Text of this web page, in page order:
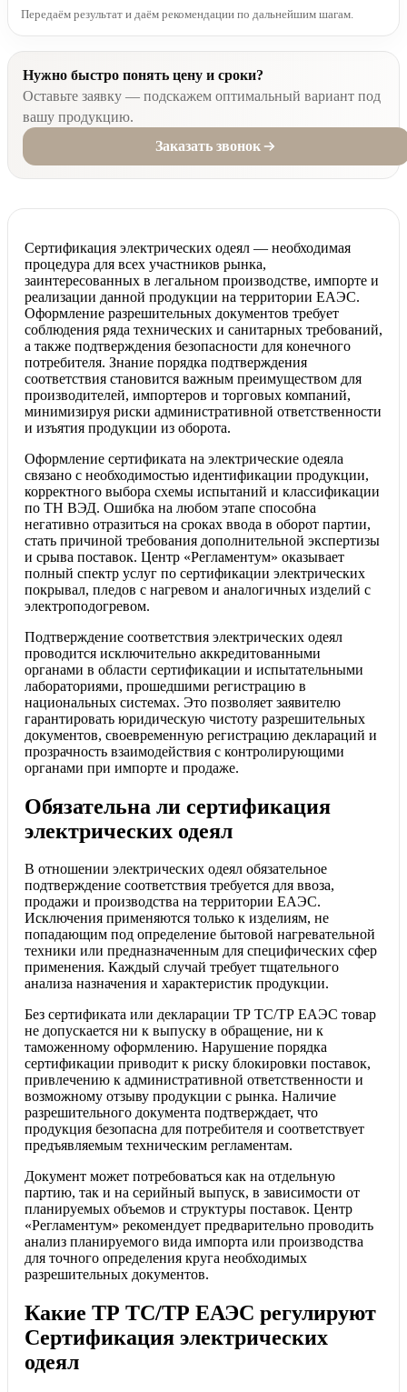
Передаём результат и даём рекомендации по дальнейшим шагам.
Нужно быстро понять цену и сроки?
Оставьте заявку — подскажем оптимальный вариант под
вашу продукцию.
Заказать звонок
Сертификация электрических одеял — необходимая
процедура для всех участников рынка,
заинтересованных в легальном производстве, импорте и
реализации данной продукции на территории ЕАЭС.
Оформление разрешительных документов требует
соблюдения ряда технических и санитарных требований,
а также подтверждения безопасности для конечного
потребителя. Знание порядка подтверждения
соответствия становится важным преимуществом для
производителей, импортеров и торговых компаний,
минимизируя риски административной ответственности
и изъятия продукции из оборота.
Оформление сертификата на электрические одеяла
связано с необходимостью идентификации продукции,
корректного выбора схемы испытаний и классификации
по ТН ВЭД. Ошибка на любом этапе способна
негативно отразиться на сроках ввода в оборот партии,
стать причиной требования дополнительной экспертизы
и срыва поставок. Центр «Регламентум» оказывает
полный спектр услуг по сертификации электрических
покрывал, пледов с нагревом и аналогичных изделий с
электроподогревом.
Подтверждение соответствия электрических одеял
проводится исключительно аккредитованными
органами в области сертификации и испытательными
лабораториями, прошедшими регистрацию в
национальных системах. Это позволяет заявителю
гарантировать юридическую чистоту разрешительных
документов, своевременную регистрацию деклараций и
прозрачность взаимодействия с контролирующими
органами при импорте и продаже.
Обязательна ли сертификация
электрических одеял
В отношении электрических одеял обязательное
подтверждение соответствия требуется для ввоза,
продажи и производства на территории ЕАЭС.
Исключения применяются только к изделиям, не
попадающим под определение бытовой нагревательной
техники или предназначенным для специфических сфер
применения. Каждый случай требует тщательного
анализа назначения и характеристик продукции.
Без сертификата или декларации ТР ТС/ТР ЕАЭС товар
не допускается ни к выпуску в обращение, ни к
таможенному оформлению. Нарушение порядка
сертификации приводит к риску блокировки поставок,
привлечению к административной ответственности и
возможному отзыву продукции с рынка. Наличие
разрешительного документа подтверждает, что
продукция безопасна для потребителя и соответствует
предъявляемым техническим регламентам.
Документ может потребоваться как на отдельную
партию, так и на серийный выпуск, в зависимости от
планируемых объемов и структуры поставок. Центр
«Регламентум» рекомендует предварительно проводить
анализ планируемого вида импорта или производства
для точного определения круга необходимых
разрешительных документов.
Какие ТР ТС/ТР ЕАЭС регулируют
Сертификация электрических
одеял